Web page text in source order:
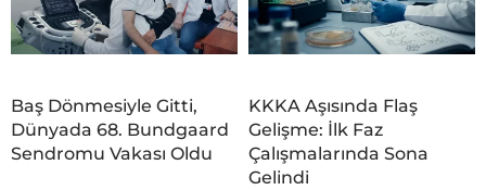
Baş Dönmesiyle Gitti,
Dünyada 68. Bundgaard
Sendromu Vakası Oldu
KKKA Aşısında Flaş
Gelişme: İlk Faz
Çalışmalarında Sona
Gelindi